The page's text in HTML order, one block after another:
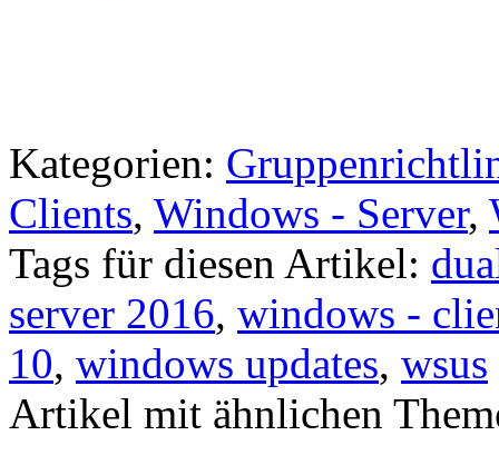
Kategorien:
Clients, Windows - Server,
Tags für diesen Artikel:
server 2016, windows -
10, windows updates, wsus
Artikel mit ähnlichen